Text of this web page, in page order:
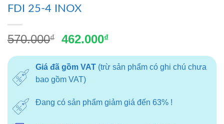
FDI 25-4 INOX
570.000₫
Giá
là:
570.000₫.
462.000₫Giá
tại
là:
Giá đã gồm VAT(trừ sản phẩm có ghi chú chưa
bao gồm VAT)
Đang có sản phẩm giảm giá đến 63% !